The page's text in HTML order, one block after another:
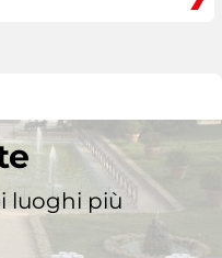
luoghi più